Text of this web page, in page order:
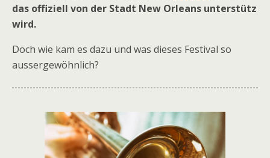
das offiziell von der Stadt New Orleans unterstütz
wird.
Doch wie kam es dazu und was dieses Festival so
aussergewöhnlich?